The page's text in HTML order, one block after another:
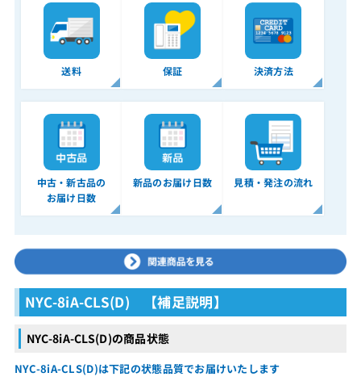
送料 保証 決済方法
中古・新古品の
お届け日数
新品のお届け日数 見積・発注の流れ
NYC-8iA-CLS(D) 【補足説明】
NYC-8iA-CLS(D)の商品状態
NYC-8iA-CLS(D)は下記の状態品質でお届けいたします